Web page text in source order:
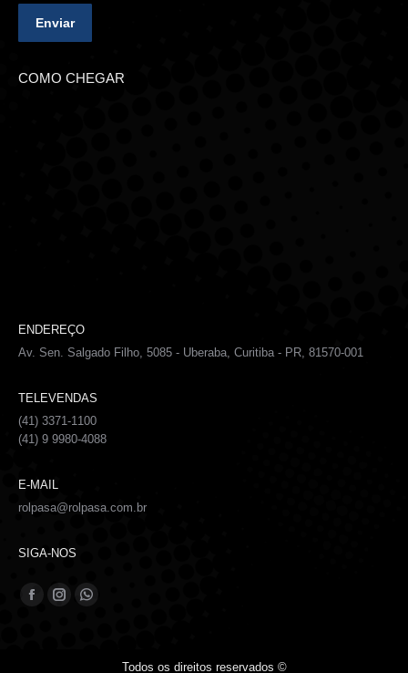
Enviar
COMO CHEGAR
ENDEREÇO
Av. Sen. Salgado Filho, 5085 - Uberaba, Curitiba - PR, 81570-001
TELEVENDAS
(41) 3371-1100
(41) 9 9980-4088
E-MAIL
rolpasa@rolpasa.com.br
SIGA-NOS
Encontre-nos em:
FacebookInstagramWhatsapp
Todos os direitos reservados ©